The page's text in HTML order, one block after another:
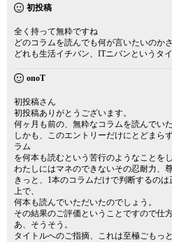
初投稿
全く持って無粋ですね
どのコラムを読んでも何が言いたいのか
どれも生活イチバン、ITニバンというタ
onoT
初投稿さん
初投稿ありがとうございます。
何ヶ月も前の、無粋なコラムを読んでい
しかも、このエントリーだけにとどまら
ラム
を何本も読むという苦行のようなことを
わたしにはマネのできないその忍耐力、
きっと、1本のコラムだけで判断するの
上で、
何本も読んでいただいたのでしょう。
その結果のご評価ということですので仕
あ、そうそう。
タイトルへのご指摘、これは至極ごもっ